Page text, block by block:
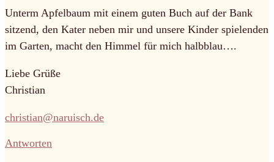
Unterm Apfelbaum mit einem guten Buch auf der Bank
sitzend, den Kater neben mir und unsere Kinder spielenden
im Garten, macht den Himmel für mich halbblau….
Liebe Grüße
Christian
christian@naruisch.de
Antworten